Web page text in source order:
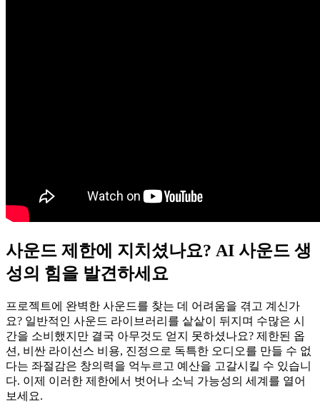
사운드 제한에 지치셨나요? AI 사운드 생
성의 힘을 발견하세요
프로젝트에 완벽한 사운드를 찾는 데 어려움을 겪고 계신가
요? 일반적인 사운드 라이브러리를 샅샅이 뒤지며 수많은 시
간을 소비했지만 결국 아무것도 얻지 못하셨나요? 제한된 옵
션, 비싼 라이선스 비용, 진정으로 독특한 오디오를 만들 수 없
다는 좌절감은 창의력을 억누르고 예산을 고갈시킬 수 있습니
다. 이제 이러한 제한에서 벗어나 소닉 가능성의 세계를 열어
보세요.